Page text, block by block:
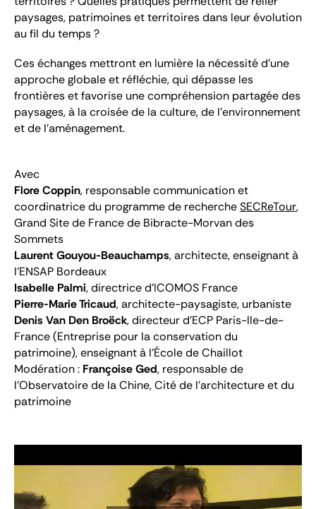
paysages, patrimoines et territoires dans leur évolution
au fil du temps ?
Ces échanges mettront en lumière la nécessité d’une
approche globale et réfléchie, qui dépasse les
frontières et favorise une compréhension partagée des
paysages, à la croisée de la culture, de l’environnement
et de l’aménagement.
Avec
Flore Coppin, responsable communication et
coordinatrice du programme de rechercheSECReTour,
Grand Site de France de Bibracte-Morvan des
Sommets
Laurent Gouyou-Beauchamps, architecte, enseignant à
l'ENSAP Bordeaux
Isabelle Palmi, directrice d'ICOMOS France
Pierre-Marie Tricaud, architecte-paysagiste, urbaniste
Denis Van Den Broëck, directeur d'ECP Paris-Ile-de-
France (Entreprise pour la conservation du
patrimoine), enseignant à l'École de Chaillot
Modération : Françoise Ged, responsable de
l'Observatoire de la Chine, Cité de l'architecture et du
patrimoine